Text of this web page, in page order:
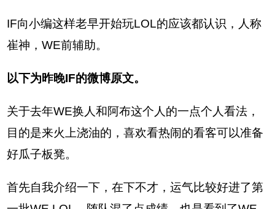
IF向小编这样老早开始玩LOL的应该都认识，人称
崔神，WE前辅助。
以下为昨晚IF的微博原文。
关于去年WE换人和阿布这个人的一点个人看法，
目的是来火上浇油的，喜欢看热闹的看客可以准备
好瓜子板凳。
首先自我介绍一下，在下不才，运气比较好进了第